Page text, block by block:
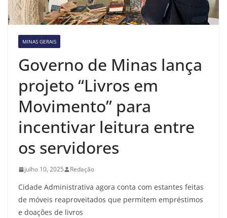
MINAS GERAIS
Governo de Minas lança
projeto “Livros em
Movimento” para
incentivar leitura entre
os servidores
julho 10, 2025 Redação
Cidade Administrativa agora conta com estantes feitas
de móveis reaproveitados que permitem empréstimos
e doações de livros